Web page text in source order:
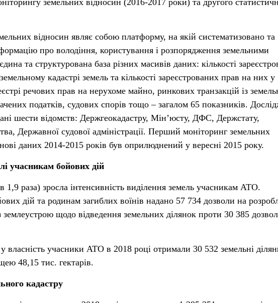
земельних відносин (2016-2017 роки) та другого
відносин являє собою платформу, на якій систематизовано та
про володіння, користування і розпорядження земельними
та структурована база різних масивів даних: кількості
кадастрі земель та кількості зареєстрованих прав на них у
речових прав на нерухоме майно, ринкових транзакцій із
податків, судових спорів тощо – загалом 65 показників.
шести відомств: Держгеокадастру, Мін’юсту, ДФС, Держстату,
Державної судової адміністрації. Перший моніторинг земельних
даних 2014-2015 років був оприлюднений у вересні 2015 року.
учасникам бойових дій
1,9 раза) зросла інтенсивність виділення земель учасникам АТО.
дій та родинам загиблих воїнів надано 57 734 дозволи на
землеустрою щодо відведення земельних ділянок проти 30 385
власність учасники АТО в 2018 році отримали 30 532 земельні
48,15 тис. гектарів.
кадастру